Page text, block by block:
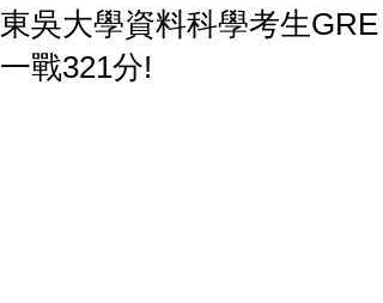
東吳大學資料科學考生GRE
一戰321分!